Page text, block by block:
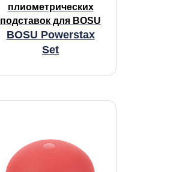
плиометрических
подставок для BOSU
BOSU Powerstax
Set